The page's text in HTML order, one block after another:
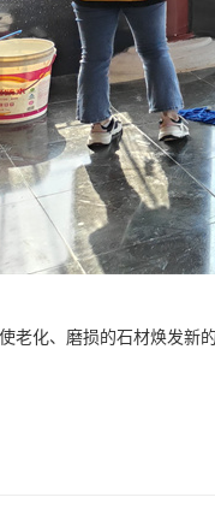
老化、磨损的石材焕发新